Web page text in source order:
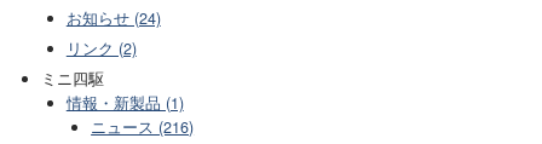
お知らせ (24)
リンク (2)
ミニ四駆
情報・新製品 (1)
ニュース (216)